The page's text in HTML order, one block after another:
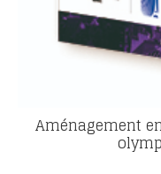
Aménagement